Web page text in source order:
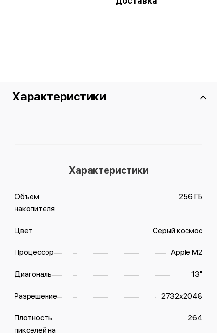
Характеристики
Характеристики
Объем
накопителя
256 ГБ
Цвет Серый космос
Процессор Apple M2
Диагональ 13"
Разрешение 2732x2048
Плотность
пикселей на
264